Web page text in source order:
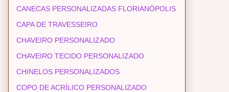
CANECAS PERSONALIZADAS FLORIANÓPOLIS
CAPA DE TRAVESSEIRO
CHAVEIRO PERSONALIZADO
CHAVEIRO TECIDO PERSONALIZADO
CHINELOS PERSONALIZADOS
COPO DE ACRÍLICO PERSONALIZADO